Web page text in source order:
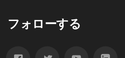
フォローする